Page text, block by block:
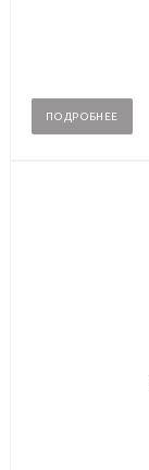
ПОДРОБНЕЕ